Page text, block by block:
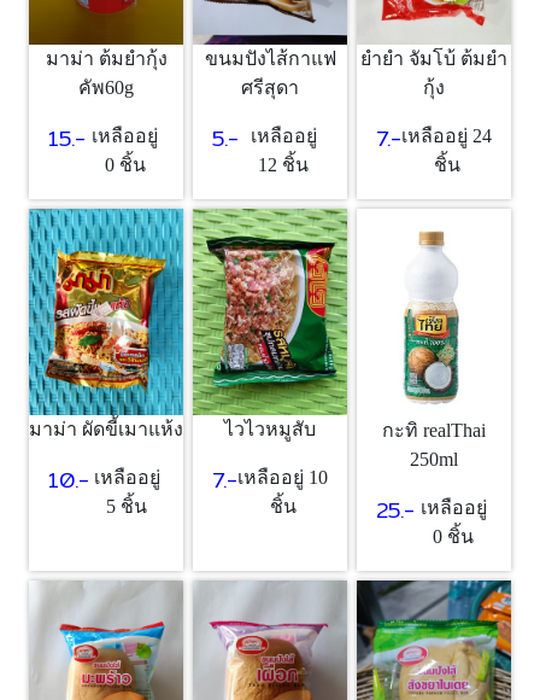
มาม่า ต้มยำกุ้ง
คัพ60g
15.- เหลืออยู่
0 ชิ้น
ขนมปังไส้กาแฟ
ศรีสุดา
5.-
เหลืออยู่
12 ชิ้น
ยำยำ จัมโบ้ ต้มยำ
กุ้ง
7.-เหลืออยู่ 24
ชิ้น
มาม่า ผัดขี้เมาแห้ง
10.- เหลืออยู่
5 ชิ้น
ไวไวหมูสับ
7.-เหลืออยู่ 10
ชิ้น
กะทิ realThai
250ml
25.- เหลืออยู่
0 ชิ้น